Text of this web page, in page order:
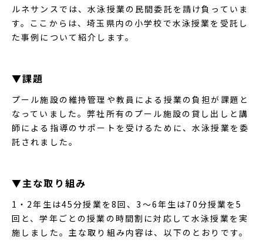
ルネサンスでは、水泳授業の民間委託を請け負っていま
す。ここからは、埼玉県内の小学校で水泳授業を受託し
た事例について紹介します。
▼課題
プール施設の維持管理や教員による授業の負担が課題と
なっていました。弊社所有のプール施設の貸し出しと講
師による指導のサポートを受けるために、水泳授業を委
託されました。
▼主な取り組み
1・2年生は45分授業を8回、3〜6年生は70分授業を5
回と、学年ごとの授業の時間割に対応して水泳授業を実
施しました。主な取り組み内容は、以下のとおりです。